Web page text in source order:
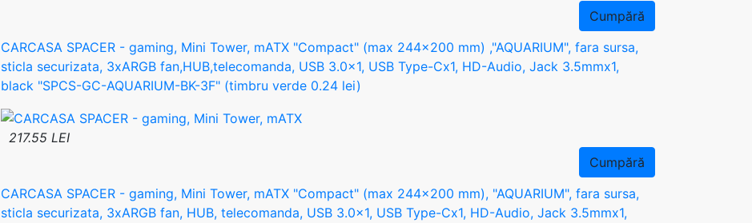
Cumpără
CARCASA SPACER - gaming, Mini Tower, mATX "Compact" (max 244x200 mm) ,"AQUARIUM", fara sursa,
sticla securizata, 3xARGB fan,HUB,telecomanda, USB 3.0x1, USB Type-Cx1, HD-Audio, Jack 3.5mmx1,
black "SPCS-GC-AQUARIUM-BK-3F" (timbru verde 0.24 lei)
217.55 LEI
Cumpără
CARCASA SPACER - gaming, Mini Tower, mATX "Compact" (max 244x200 mm), "AQUARIUM", fara sursa,
sticla securizata, 3xARGB fan, HUB, telecomanda, USB 3.0x1, USB Type-Cx1, HD-Audio, Jack 3.5mmx1,